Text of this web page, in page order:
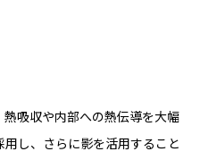
吸収や内部への熱伝導を大幅
し、さらに影を活用すること